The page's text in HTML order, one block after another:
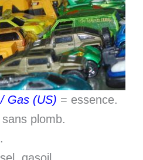
Gas (US) = essence.
plomb.